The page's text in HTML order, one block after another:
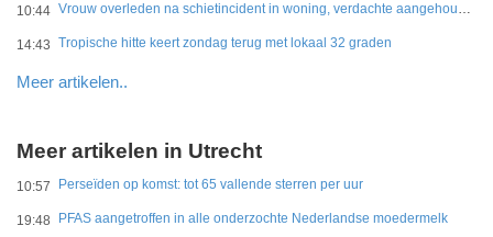
10:44 Vrouw overleden na schietincident in woning, verdachte aangehouden
14:43 Tropische hitte keert zondag terug met lokaal 32 graden
Meer artikelen..
Meer artikelen in Utrecht
10:57 Perseïden op komst: tot 65 vallende sterren per uur
19:48 PFAS aangetroffen in alle onderzochte Nederlandse moedermelk